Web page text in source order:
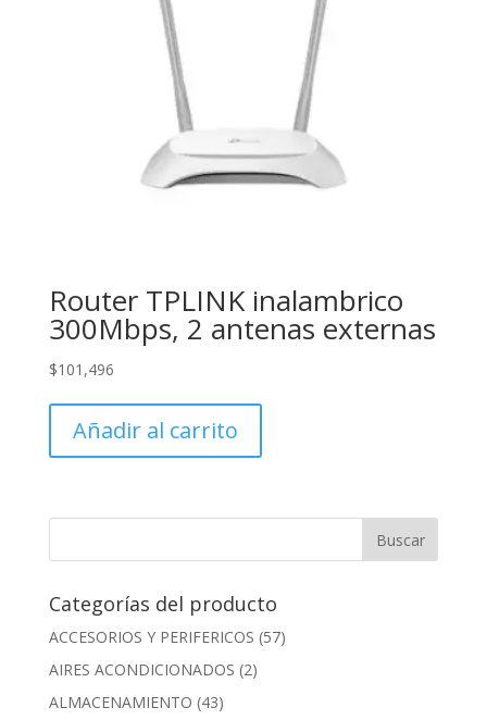
Router TPLINK inalambrico
300Mbps, 2 antenas externas
$101,496
Añadir al carrito
Categorías del producto
ACCESORIOS Y PERIFERICOS (57)
AIRES ACONDICIONADOS (2)
ALMACENAMIENTO (43)